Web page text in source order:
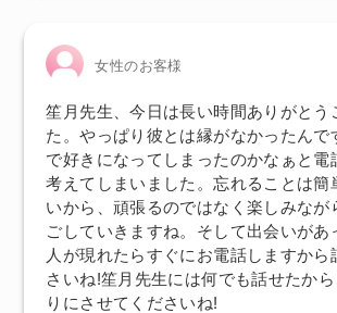
女性のお客様
笙月先生、今日は長い時間ありがとう
た。やっぱり彼とは縁がなかったんで
で好きになってしまったのかなぁと電
考えてしまいました。忘れることは簡
いから、頑張るのではなく楽しみなが
ごしていきますね。そして出会いがあ
人が現れたらすぐにお電話しますから
さいね!笙月先生には何でも話せたか
りにさせてくださいね!